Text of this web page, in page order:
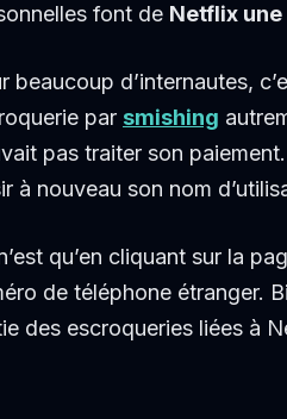
font de Netflix
beaucoup d’internautes,
par smishing
pas traiter son
à nouveau son nom
qu’en cliquant sur la
de téléphone étranger.
des escroqueries liées à